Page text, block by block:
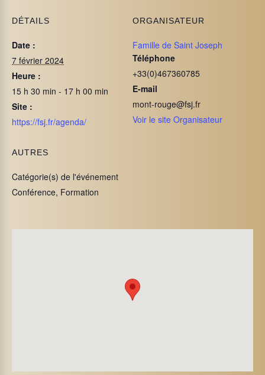
DÉTAILS
Date :
7 février 2024
Heure :
15 h 30 min - 17 h 00 min
Site :
https://fsj.fr/agenda/
ORGANISATEUR
Famille de Saint Joseph
Téléphone
+33(0)467360785
E-mail
mont-rouge@fsj.fr
Voir le site Organisateur
AUTRES
Catégorie(s) de l'événement
Conférence, Formation